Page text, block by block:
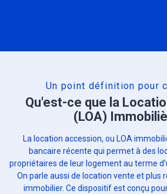
Un point définition pour
Qu'est-ce que la
(LOA)
La location accession, ou LOA
bancaire récente qui permet à des
propriétaires de leur logement au terme
On parle aussi de location vente et plus
immobilier. Ce dispositif est conçu